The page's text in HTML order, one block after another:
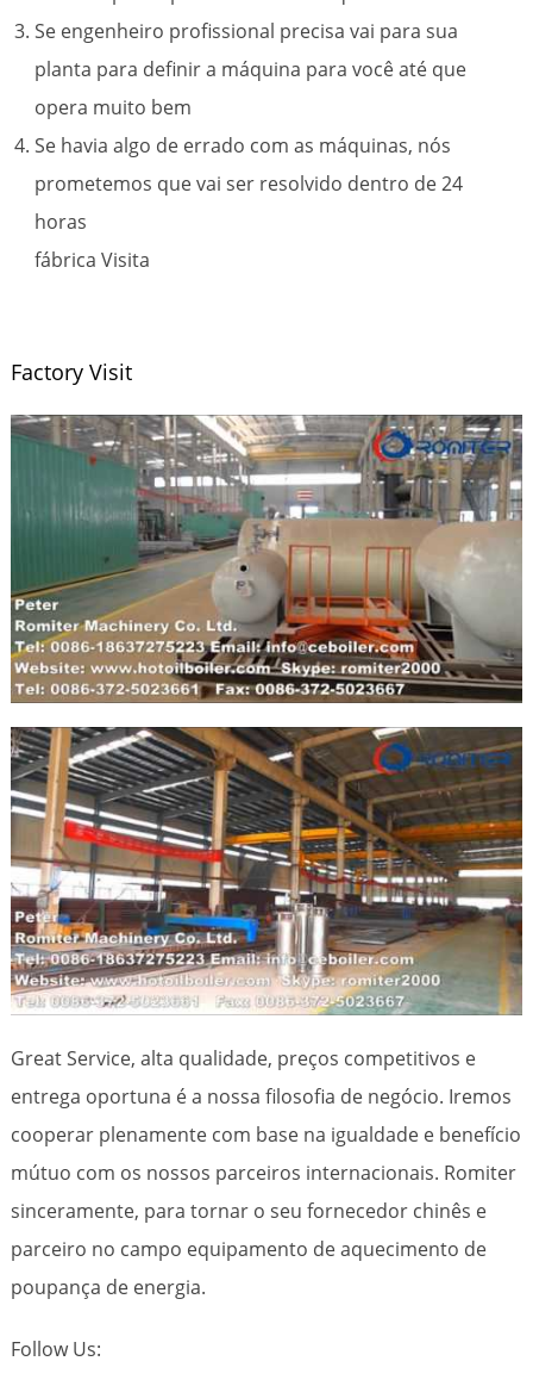
Se engenheiro profissional precisa vai para sua
planta para definir a máquina para você até que
opera muito bem
Se havia algo de errado com as máquinas, nós
prometemos que vai ser resolvido dentro de 24
horas
fábrica Visita
Factory Visit
Great Service, alta qualidade, preços competitivos e
entrega oportuna é a nossa filosofia de negócio. Iremos
cooperar plenamente com base na igualdade e benefício
mútuo com os nossos parceiros internacionais. Romiter
sinceramente, para tornar o seu fornecedor chinês e
parceiro no campo equipamento de aquecimento de
poupança de energia.
Follow Us: